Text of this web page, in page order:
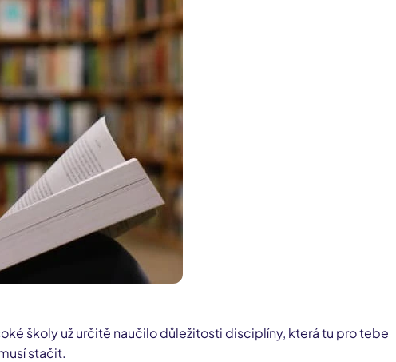
školy už určitě naučilo důležitosti disciplíny, která tu pro tebe
stačit.